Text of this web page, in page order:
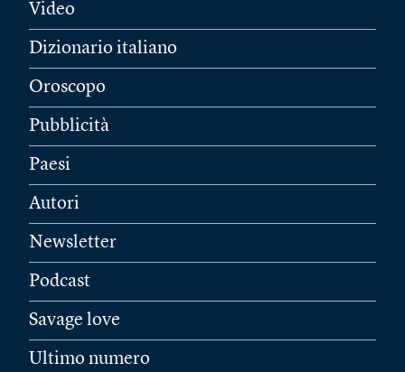
Video
Dizionario italiano
Oroscopo
Pubblicità
Paesi
Autori
Newsletter
Podcast
Savage love
Ultimo numero